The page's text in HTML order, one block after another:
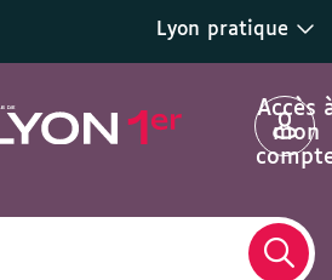
Lyon pratique
Accès
mon